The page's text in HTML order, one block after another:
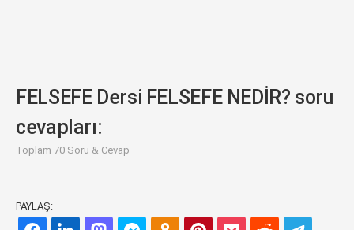
FELSEFE Dersi FELSEFE NEDİR? soru
cevapları:
Toplam 70 Soru & Cevap
PAYLAŞ: